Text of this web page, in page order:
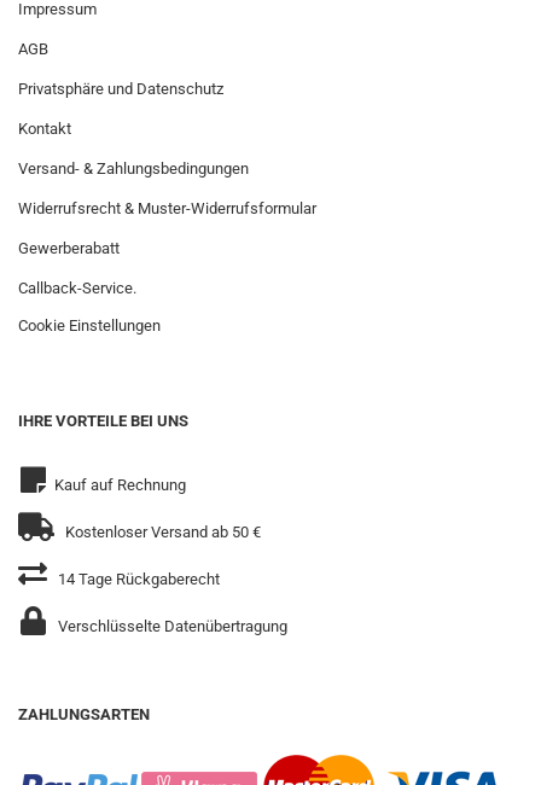
Impressum
AGB
Privatsphäre und Datenschutz
Kontakt
Versand- & Zahlungsbedingungen
Widerrufsrecht & Muster-Widerrufsformular
Gewerberabatt
Callback-Service.
Cookie Einstellungen
IHRE VORTEILE BEI UNS
Kauf auf Rechnung
Kostenloser Versand ab 50 €
14 Tage Rückgaberecht
Verschlüsselte Datenübertragung
ZAHLUNGSARTEN